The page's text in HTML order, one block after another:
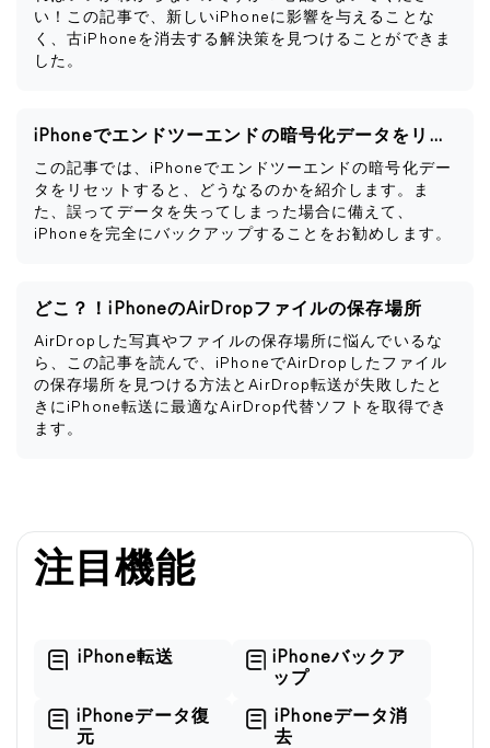
い！この記事で、新しいiPhoneに影響を与えることな
く、古iPhoneを消去する解決策を見つけることができま
した。
iPhoneでエンドツーエンドの暗号化データをリセットするとどうなるか
この記事では、iPhoneでエンドツーエンドの暗号化デー
タをリセットすると、どうなるのかを紹介します。ま
た、誤ってデータを失ってしまった場合に備えて、
iPhoneを完全にバックアップすることをお勧めします。
どこ？！iPhoneのAirDropファイルの保存場所
AirDropした写真やファイルの保存場所に悩んでいるな
ら、この記事を読んで、iPhoneでAirDropしたファイル
の保存場所を見つける方法とAirDrop転送が失敗したと
きにiPhone転送に最適なAirDrop代替ソフトを取得でき
ます。
注目機能
iPhone転送
iPhoneバックア
ップ
iPhoneデータ復
元
iPhoneデータ消
去